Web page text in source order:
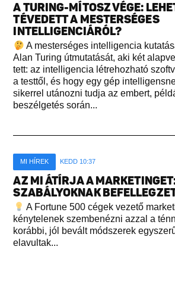
A TURING-MÍTOSZ VÉGE:
TÉVEDETT A MESTERSÉGES
INTELLIGENCIÁRÓL?
A mesterséges intelligencia
Alan Turing útmutatását, aki két
tett: az intelligencia létrehozható
a testtől, és hogy egy gép
sikerrel utánozni tudja az embert,
beszélgetés során...
MI HÍREK KEDD 10:37
AZ MI ÁTÍRJA A
SZABÁLYOKNAK
A Fortune 500 cégek vezető
kénytelenek szembenézni azzal a
korábbi, jól bevált módszerek
elavultak...